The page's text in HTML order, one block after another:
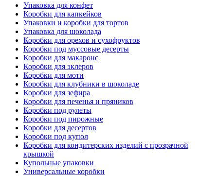
Упаковка для конфет
Коробки для капкейков
Упаковки и коробки для тортов
Упаковка для шоколада
Коробки для орехов и сухофруктов
Коробки под муссовые десерты
Коробки для макаронс
Коробки для эклеров
Коробки для моти
Коробки для клубники в шоколаде
Коробки для зефира
Коробки для печенья и пряников
Коробки под рулеты
Коробки под пирожные
Коробки для десертов
Коробки под купол
Коробки для кондитерских изделий с прозрачной
крышкой
Купольные упаковки
Универсальные коробки